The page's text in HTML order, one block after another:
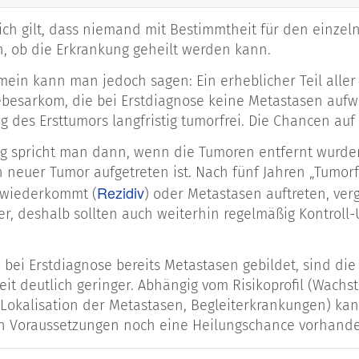
gilt, dass niemand mit Bestimmtheit für den
ob die Erkrankung geheilt werden kann.
kann man jedoch sagen: Ein erheblicher Teil
die bei Erstdiagnose keine Metastasen
des Ersttumors langfristig tumorfrei. Die Chancen
spricht man dann, wenn die Tumoren entfernt
neuer Tumor aufgetreten ist. Nach fünf Jahren
(Rezidiv) oder Metastasen auftreten,
deshalb sollten auch weiterhin regelmäßig
bei Erstdiagnose bereits Metastasen gebildet, sind
deutlich geringer. Abhängig vom Risikoprofil
der Metastasen, Begleiterkrankungen)
Voraussetzungen noch eine Heilungschance